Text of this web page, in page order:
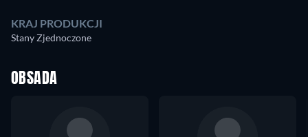
KRAJ PRODUKCJI
Stany Zjednoczone
OBSADA